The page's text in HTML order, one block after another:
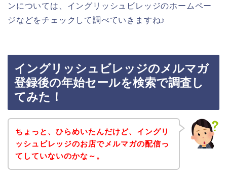
ンについては、イングリッシュビレッジのホームペー
ジなどをチェックして調べていきますね♪
イングリッシュビレッジのメルマガ
登録後の年始セールを検索で調査し
てみた！
ちょっと、ひらめいたんだけど、イングリ
ッシュビレッジのお店でメルマガの配信っ
てしていないのかな～。